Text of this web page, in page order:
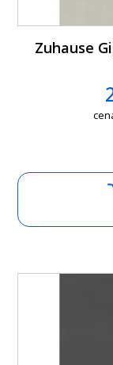
Zuhause